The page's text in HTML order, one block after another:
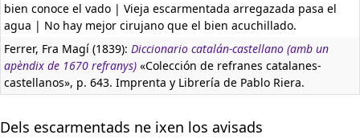
bien conoce el vado | Vieja escarmentada arregazada pasa el
agua | No hay mejor cirujano que el bien acuchillado.
Ferrer, Fra Magí (1839): Diccionario catalán-castellano (amb un
apèndix de 1670 refranys) «Colección de refranes catalanes-
castellanos», p. 643. Imprenta y Librería de Pablo Riera.
Dels escarmentads ne ixen los avisads